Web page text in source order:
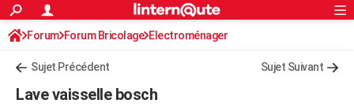
ACTUALITÉS
Politique
Société
Faits Divers
Education
Monde
Villes
+
S'inscrire
Connexion
Forum Forum Bricolage Electroménager
Sujet Précédent Sujet Suivant
Lave vaisselle bosch